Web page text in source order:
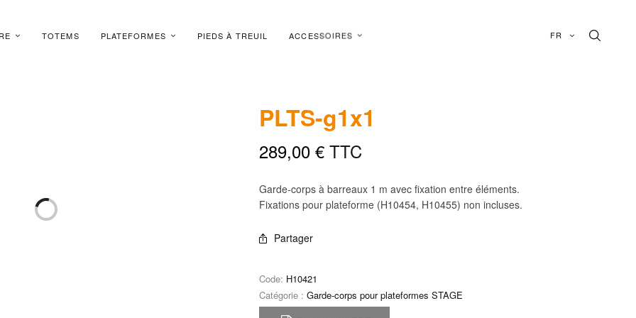
TOTEMS PLATEFORMES PIEDS À TREUIL ACCESSOIRES FR
PLTS-g1x1
289,00€ TTC
Garde-corps à barreaux 1 m avec fixation entre éléments.
Fixations pour plateforme (H10454, H10455) non incluses.
Partager
Code: H10421
Catégorie :Garde-corps pour plateformes STAGE